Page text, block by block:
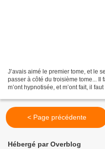
J’avais aimé le premier tome, et le
passer à côté du troisième tome... Il
m’ont hypnotisée, et m’ont fait, il
< Page précédente
Hébergé par Overblog